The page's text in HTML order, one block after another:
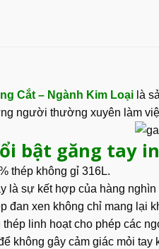
Cắt – Ngành Kim Loại là
người thường xuyên làm
bật găng tay
thép không gỉ 316L.
là sự kết hợp của hàng
đan xen không chỉ mang lại
linh hoạt cho phép các
không gây cảm giác mỏi